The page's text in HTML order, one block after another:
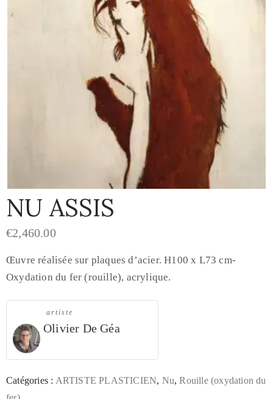
NU ASSIS
€2,460.00
Œuvre réalisée sur plaques d’acier. H100 x L73 cm-
Oxydation du fer (rouille), acrylique.
artiste
Olivier De Géa
Catégories : ARTISTE PLASTICIEN, Nu,Rouille (oxydation du